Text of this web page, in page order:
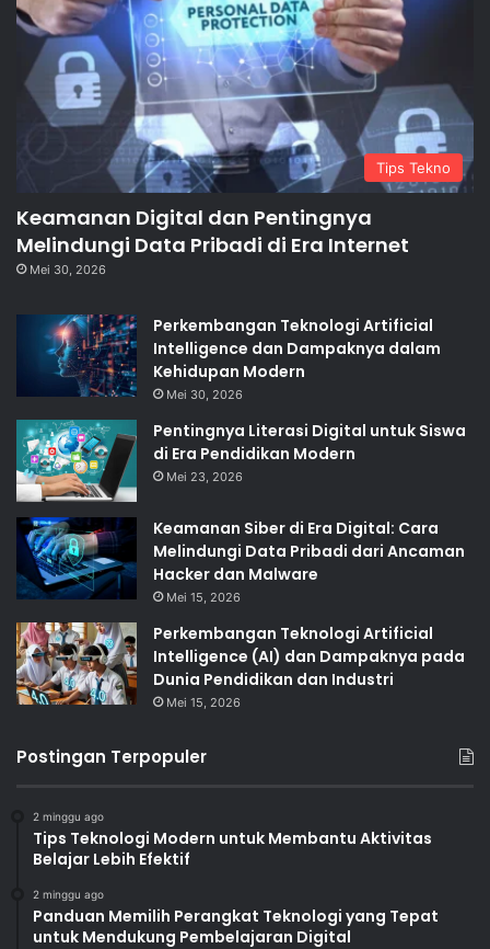
Tips Tekno
Keamanan Digital dan Pentingnya
Melindungi Data Pribadi di Era Internet
Mei 30, 2026
Perkembangan Teknologi Artificial
Intelligence dan Dampaknya dalam
Kehidupan Modern
Mei 30, 2026
Pentingnya Literasi Digital untuk Siswa
di Era Pendidikan Modern
Mei 23, 2026
Keamanan Siber di Era Digital: Cara
Melindungi Data Pribadi dari Ancaman
Hacker dan Malware
Mei 15, 2026
Perkembangan Teknologi Artificial
Intelligence (AI) dan Dampaknya pada
Dunia Pendidikan dan Industri
Mei 15, 2026
Postingan Terpopuler
2 minggu ago
Tips Teknologi Modern untuk Membantu Aktivitas
Belajar Lebih Efektif
2 minggu ago
Panduan Memilih Perangkat Teknologi yang Tepat
untuk Mendukung Pembelajaran Digital